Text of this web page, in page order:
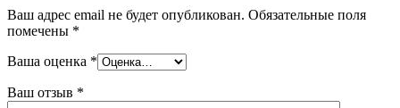
Ваш адрес email не будет опубликован. Обязательные поля
помечены *
Ваша оценка *
Ваш отзыв *